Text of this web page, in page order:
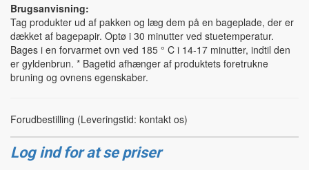
Brugsanvisning:
Tag produkter ud af pakken og læg dem på en bageplade, der er
dækket af bagepapir. Optø i 30 minutter ved stuetemperatur.
Bages i en forvarmet ovn ved 185 ° C i 14-17 minutter, indtil den
er gyldenbrun. * Bagetid afhænger af produktets foretrukne
bruning og ovnens egenskaber.
Forudbestilling (Leveringstid: kontakt os)
Log ind for at se priser